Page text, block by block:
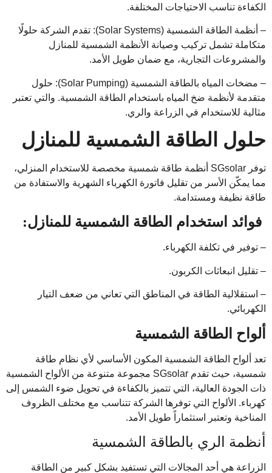
الكفاءة تناسب الاحتياجات المختلفة.
– أنظمة الطاقة الشمسية (Solar Systems): تقدم الشركة حلولًا
متكاملة تشمل تركيب وصيانة الأنظمة الشمسية للمنازل
والمشروعات التجارية، مع ضمان طويل الأمد.
– مضخات المياه بالطاقة الشمسية (Solar Pumping): حلول
متقدمة لأنظمة ضخ المياه باستخدام الطاقة الشمسية. والتي تعتبر
مثالية للاستخدام في الزراعة والري.
حلول الطاقة الشمسية للمنازل
توفر SGsolar أنظمة طاقة شمسية مخصصة للاستخدام المنزلي،
مما يمكّن الأسر من تقليل فاتورة الكهرباء الشهرية والاستفادة من
طاقة نظيفة ومستدامة.
فوائد استخدام الطاقة الشمسية للمنازل:
– توفير في تكلفة الكهرباء.
– تقليل انبعاثات الكربون.
– استقلالية الطاقة في المناطق التي تعاني من ضعف التيار
الكهربائي.
ألواح الطاقة الشمسية
تعد ألواح الطاقة الشمسية المكون الأساسي لأي نظام طاقة
شمسية، حيث تقدم SGsolar مجموعة متنوعة من الألواح الشمسية
ذات الجودة العالية، التي تتميز بالكفاءة في تحويل ضوء الشمس إلى
كهرباء. الألواح التي توفرها الشركة تتناسب مع مختلف الظروف
المناخية وتعتبر استثماراً طويل الأمد.
أنظمة الري بالطاقة الشمسية
الزراعة هي أحد المجالات التي تستفيد بشكل كبير من الطاقة